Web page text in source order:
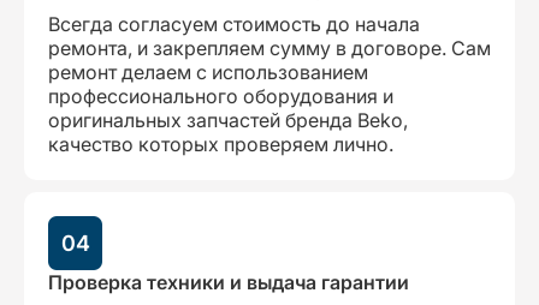
Всегда согласуем стоимость до начала
ремонта, и закрепляем сумму в договоре. Сам
ремонт делаем с использованием
профессионального оборудования и
оригинальных запчастей бренда Beko,
качество которых проверяем лично.
04
Проверка техники и выдача гарантии